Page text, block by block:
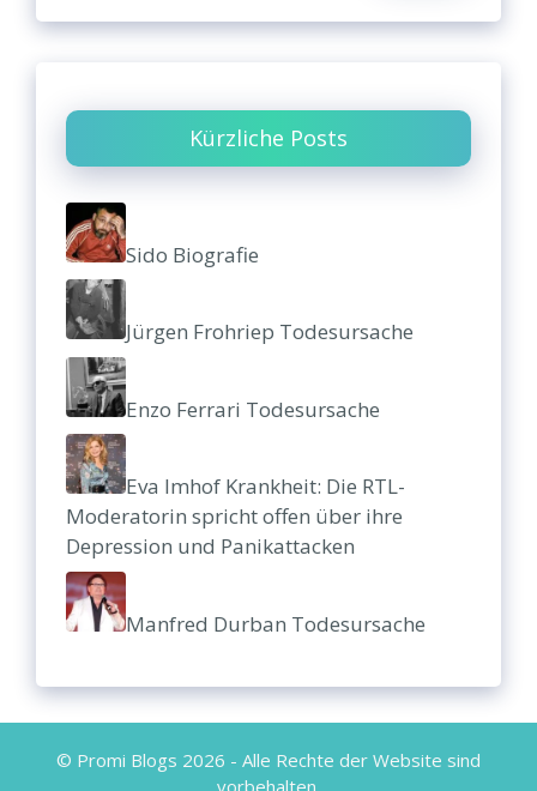
Kürzliche Posts
Sido Biografie
Jürgen Frohriep Todesursache
Enzo Ferrari Todesursache
Eva Imhof Krankheit: Die RTL-
Moderatorin spricht offen über ihre
Depression und Panikattacken
Manfred Durban Todesursache
© Promi Blogs 2026 - Alle Rechte der Website sind
vorbehalten.